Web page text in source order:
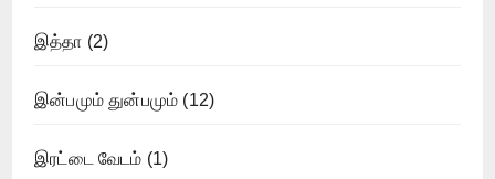
இத்தா (2)
இன்பமும் துன்பமும் (12)
இரட்டை வேடம் (1)